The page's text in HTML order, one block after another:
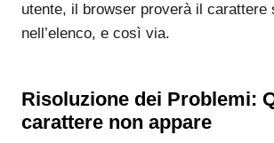
utente, il browser proverà il carattere
nell’elenco, e così via.
Risoluzione dei Problemi:
carattere non appare